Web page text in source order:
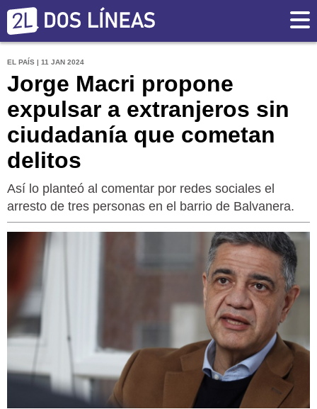
EL PAÍS | 11 JAN 2024
Jorge Macri propone
expulsar a extranjeros sin
ciudadanía que cometan
delitos
Así lo planteó al comentar por redes sociales el
arresto de tres personas en el barrio de Balvanera.